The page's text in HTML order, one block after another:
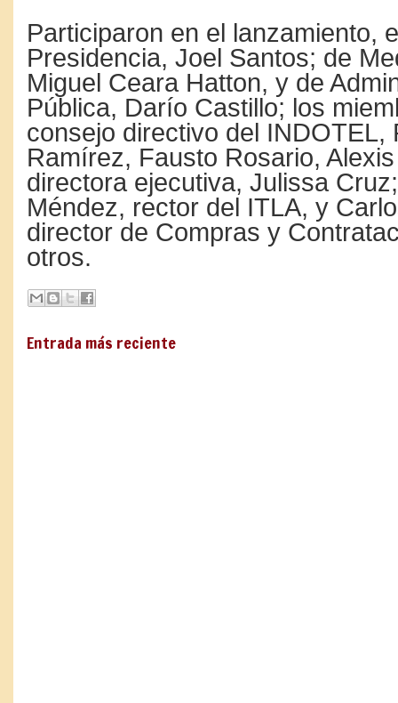
Participaron en el lanzamiento,
Presidencia, Joel Santos; de
Miguel Ceara Hatton, y de
Pública, Darío Castillo; los
consejo directivo del INDOTEL,
Ramírez, Fausto Rosario,
directora ejecutiva, Julissa
Méndez, rector del ITLA, y
director de Compras y
otros.
Entrada más reciente